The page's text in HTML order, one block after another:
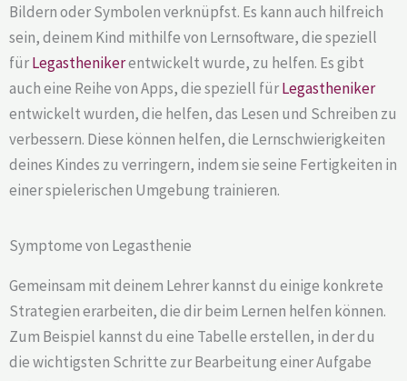
Bildern oder Symbolen verknüpfst. Es kann auch hilfreich
sein, deinem Kind mithilfe von Lernsoftware, die speziell
fürLegasthenikerentwickelt wurde, zu helfen. Es gibt
auch eine Reihe von Apps, die speziell fürLegastheniker
entwickelt wurden, die helfen, das Lesen und Schreiben zu
verbessern. Diese können helfen, die Lernschwierigkeiten
deines Kindes zu verringern, indem sie seine Fertigkeiten in
einer spielerischen Umgebung trainieren.
Symptome von Legasthenie
Gemeinsam mit deinem Lehrer kannst du einige konkrete
Strategien erarbeiten, die dir beim Lernen helfen können.
Zum Beispiel kannst du eine Tabelle erstellen, in der du
die wichtigsten Schritte zur Bearbeitung einer Aufgabe